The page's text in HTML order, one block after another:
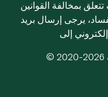
بمخالفة القوانين
يرجى إرسال بريد